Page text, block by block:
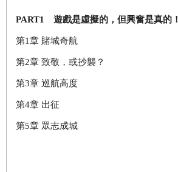
PART1 遊戲是虛擬的，但興奮是真的！
第1章 賭城奇航
第2章 致敬，或抄襲？
第3章 巡航高度
第4章 出征
第5章 眾志成城